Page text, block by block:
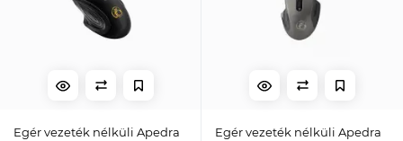
Egér vezeték nélküli Apedra
Egér vezeték nélküli Apedra